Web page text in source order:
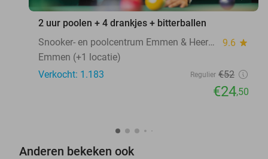
2 uur poolen + 4 drankjes + bitterballen
Snooker- en poolcentrum Emmen & Heerenveen
9.6 star
Emmen (+1 locatie)
Verkocht: 1.183
Regulier €52
€24,50
Anderen bekeken ook